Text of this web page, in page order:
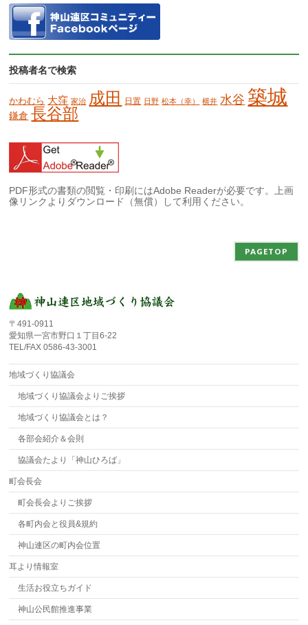
投稿者名で検索
かわむら 大窪 家治 成田 日置 日野 松本（幸） 横井 水谷 築城
鎌倉 長谷部
PDF形式の書類の閲覧・印刷にはAdobe Readerが必要です。上画
像リンクよりダウンロード（無償）して利用ください。
PAGETOP
〒491-0911
愛知県一宮市野口１丁目6-22
TEL/FAX 0586-43-3001
地域づくり協議会
地域づくり協議会よりご挨拶
地域づくり協議会とは？
各部会紹介＆会則
協議会たより「神山ひろば」
町会長会
町会長会よりご挨拶
各町内会と役員&規約
神山連区の町内会位置
耳より情報室
生活お役立ちガイド
神山公民館推進事業